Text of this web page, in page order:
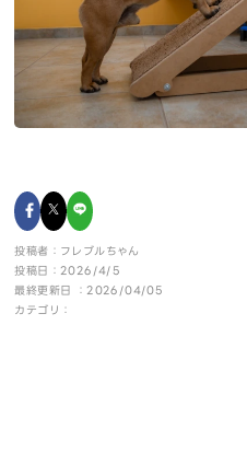
投稿者：フレブルちゃん
投稿日：2026/4/5
最終更新日 ：2026/04/05
カテゴリ：